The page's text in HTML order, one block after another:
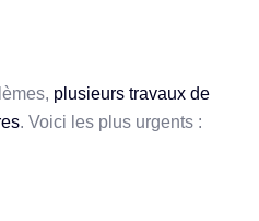
plusieurs travaux de
. Voici les plus urgents :